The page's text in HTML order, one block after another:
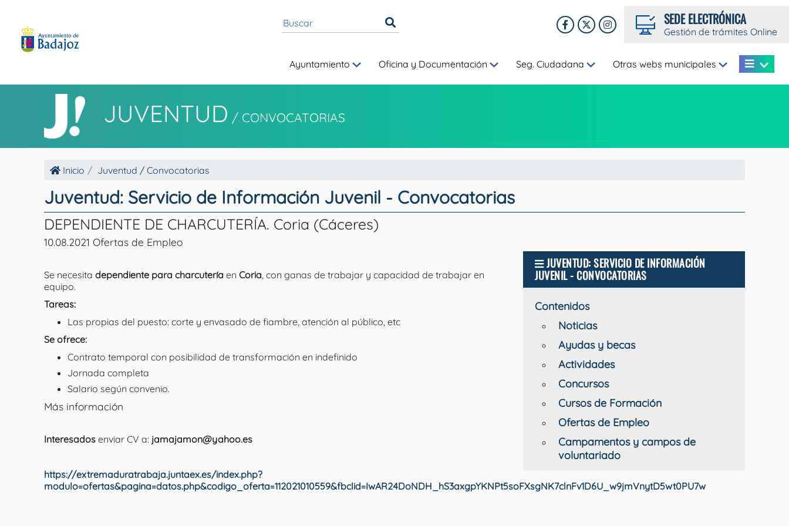
SEDE ELECTRÓNICA
Gestión de trámites Online
Ayuntamiento Oficina y Documentación Seg. Ciudadana Otras webs municipales
JUVENTUD / CONVOCATORIAS
Inicio Juventud / Convocatorias
Juventud: Servicio de Información Juvenil - Convocatorias
DEPENDIENTE DE CHARCUTERÍA. Coria (Cáceres)
10.08.2021 Ofertas de Empleo
Se necesita dependiente para charcutería en Coria, con ganas de trabajar y capacidad de trabajar en
equipo.
Tareas:
Las propias del puesto: corte y envasado de fiambre, atención al público, etc
Se ofrece:
Contrato temporal con posibilidad de transformación en indefinido
Jornada completa
Salario según convenio.
Más información
Interesados enviar CV a: jamajamon@yahoo.es
https://extremaduratrabaja.juntaex.es/index.php?
modulo=ofertas&pagina=datos.php&codigo_oferta=112021010559&fbclid=IwAR24DoNDH_hS3axgpYKNPt5soFXsgNK7clnFv1D6U_w9jmVnytD5wt0PU7w
JUVENTUD: SERVICIO DE INFORMACIÓN
JUVENIL - CONVOCATORIAS
Contenidos
Noticias
Ayudas y becas
Actividades
Concursos
Cursos de Formación
Ofertas de Empleo
Campamentos y campos de
voluntariado